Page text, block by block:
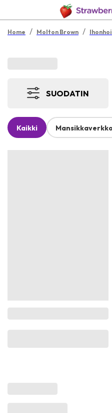
Home / Molton Brown /
SUODATIN
Kaikki